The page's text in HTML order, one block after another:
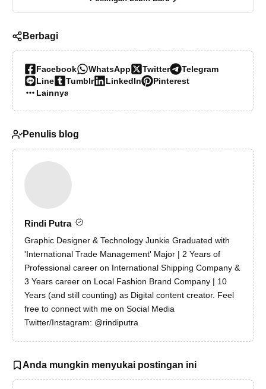
Berbagi
Facebook WhatsApp Twitter
Telegram
Line
Tumblr LinkedIn
Pinterest
Lainnya…
Penulis blog
Rindi Putra
Graphic Designer & Technology Junkie Graduated with
'International Trade Management' Major | 2 Years of
Professional career on International Shipping Company &
3 Years career on Local Fashion Brand Company | 10
Years (and still counting) as Digital content creator. Feel
free to connect with me on Social Media
Twitter/Instagram: @rindiputra
Anda mungkin menyukai postingan ini